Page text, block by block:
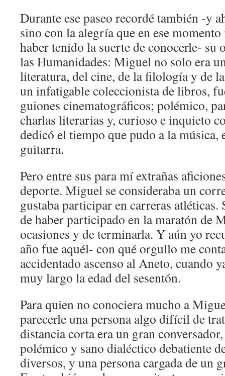
Durante ese paseo recordé también -y
sino con la alegría que en ese
haber tenido la suerte de conocerle- su
las Humanidades: Miguel no solo era
literatura, del cine, de la filología y de
un infatigable coleccionista de libros,
guiones cinematográficos; polémico,
charlas literarias y, curioso e inquieto
dedicó el tiempo que pudo a la música,
guitarra.
Pero entre sus para mí extrañas
deporte. Miguel se consideraba un
gustaba participar en carreras
de haber participado en la maratón de
ocasiones y de terminarla. Y aún yo
año fue aquél- con qué orgullo me
accidentado ascenso al Aneto, cuando
muy largo la edad del sesentón.
Para quien no conociera mucho a
parecerle una persona algo difícil de
distancia corta era un gran
polémico y sano dialéctico debatiente
diversos, y una persona cargada de un